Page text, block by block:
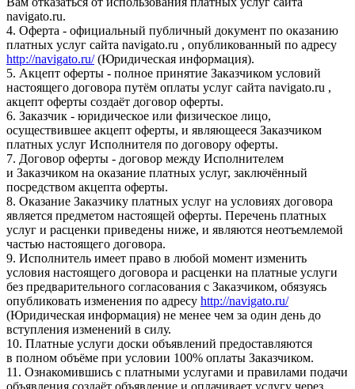
navigato.ru.
4. Оферта - официальный публичный документ по оказанию
платных услуг сайта navigato.ru , опубликованный по адресу
http://navigato.ru/(Юридическая информация).
5. Акцепт оферты - полное принятие Заказчиком условий
настоящего договора путём оплаты услуг сайта navigato.ru ,
акцепт оферты создаёт договор оферты.
6. Заказчик - юридическое или физическое лицо,
осуществившее акцепт оферты, и являющееся Заказчиком
платных услуг Исполнителя по договору оферты.
7. Договор оферты - договор между Исполнителем
и Заказчиком на оказание платных услуг, заключённый
посредством акцепта оферты.
8. Оказание Заказчику платных услуг на условиях договора
является предметом настоящей оферты. Перечень платных
услуг и расценки приведены ниже, и являются неотъемлемой
частью настоящего договора.
9. Исполнитель имеет право в любой момент изменить
условия настоящего договора и расценки на платные услуги
без предварительного согласования с Заказчиком, обязуясь
опубликовать изменения по адресу http://navigato.ru/
(Юридическая информация) не менее чем за один день до
вступления изменений в силу.
10. Платные услуги доски объявлений предоставляются
в полном объёме при условии 100% оплаты Заказчиком.
11. Ознакомившись с платными услугами и правилами подачи
объявления создаёт объявление и оплачивает услугу через